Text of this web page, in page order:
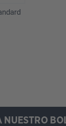
NUESTRO